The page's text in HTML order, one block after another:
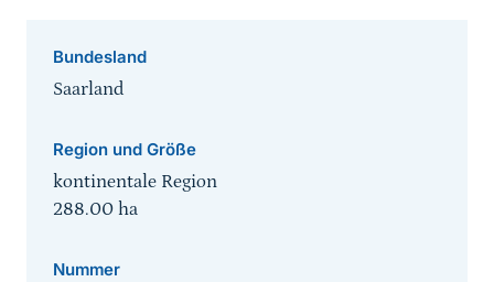
Bundesland
Saarland
Region und Größe
kontinentale Region
288.00 ha
Nummer